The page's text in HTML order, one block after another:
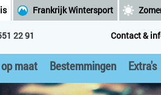
Frankrijk Wintersport
22 91 Contact &
maat Bestemmingen Extra's